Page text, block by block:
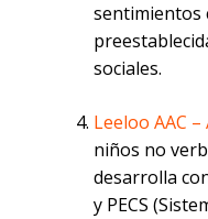
sentimientos
sociales.
Leeloo AAC
niños no
desarrolla
y PECS